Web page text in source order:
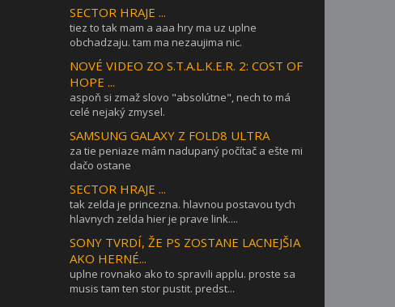
SECTOR HRAJE ...
tiez to tak mam a aaa hry ma uz uplne
obchadzaju. tam ma nezaujima nic.
NOVÉ VIDEO ZO S.T.A.L.K.E.R. 2: COST OF
HOPE ...
aspoň si zmaž slovo "absolútne", nech to má
celé nejaký zmysel.
SAMSUNG GALAXY Z FOLD8 ULTRA
za tie peniaze mám nadupaný počítač a ešte mi
dačo ostane
SECTOR HRAJE ...
tak zelda je princezna. hlavnou postavou tych
hlavnych zelda hier je prave link....
SONY TVRDÍ, ŽE PS ZOSTANE LACNEJŠIA
AKO HERNÉ...
uplne rovnako ako to spravili applu. proste sa
musis tam ten stor pustit. predst...